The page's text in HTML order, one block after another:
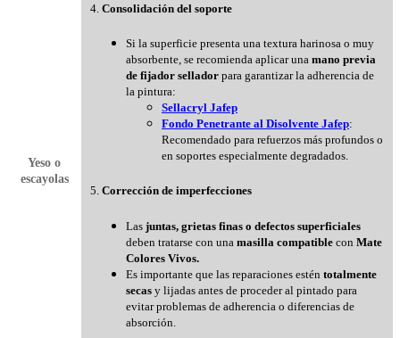
Yeso o
escayolas
4. Consolidación del soporte
Si la superficie presenta una textura harinosa o muy
absorbente, se recomienda aplicar una mano previa
de fijador sellador para garantizar la adherencia de
la pintura:
Sellacryl Jafep
Fondo Penetrante al Disolvente Jafep:
Recomendado para refuerzos más profundos o
en soportes especialmente degradados.
5. Corrección de imperfecciones
Las juntas, grietas finas o defectos superficiales
deben tratarse con una masilla compatible con Mate
Colores Vivos.
Es importante que las reparaciones estén totalmente
secas y lijadas antes de proceder al pintado para
evitar problemas de adherencia o diferencias de
absorción.